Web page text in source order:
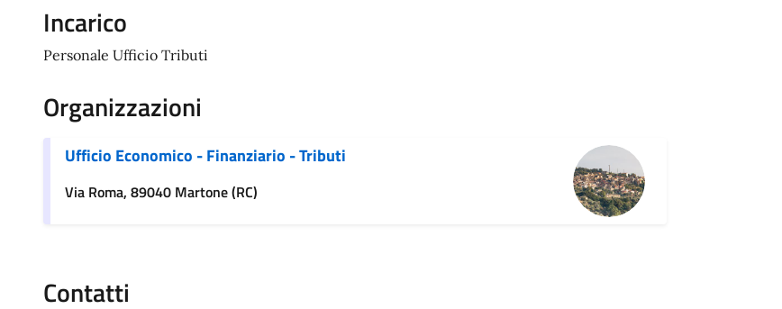
Incarico
Personale Ufficio Tributi
Organizzazioni
Ufficio Economico - Finanziario - Tributi
Via Roma, 89040 Martone (RC)
Contatti